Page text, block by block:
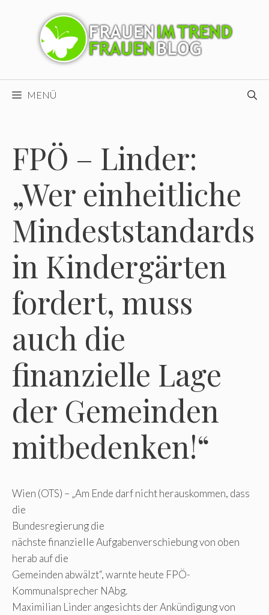
MENÜ
FPÖ – Linder:
„Wer einheitliche
Mindeststandards
in Kindergärten
fordert, muss
auch die
finanzielle Lage
der Gemeinden
mitbedenken!“
Wien (OTS) – „Am Ende darf nicht herauskommen, dass
die
Bundesregierung die
nächste finanzielle Aufgabenverschiebung von oben
herab auf die
Gemeinden abwälzt“, warnte heute FPÖ-
Kommunalsprecher NAbg.
Maximilian Linder angesichts der Ankündigung von